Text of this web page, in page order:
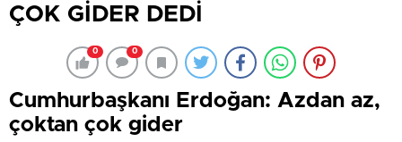
ÇOK GİDER DEDİ
0 0
Cumhurbaşkanı Erdoğan: Azdan az,
çoktan çok gider